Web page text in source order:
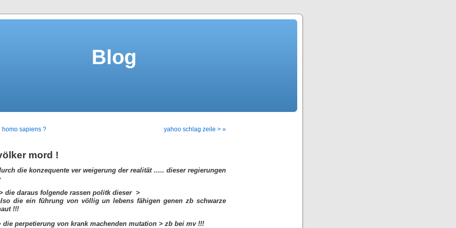
Blog
homo sapiens ? yahoo schlag zeile > »
mord !
die konzequente ver weigerung der realität ….. dieser regierungen
die daraus folgende rassen politk dieser >
die ein führung von völlig un lebens fähigen genen zb schwarze
!!!
die perpetierung von krank machenden mutation > zb bei mv !!!